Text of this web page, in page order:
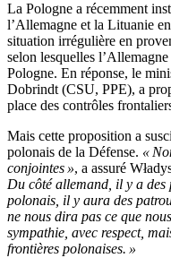
La Pologne a récemment
l’Allemagne et la Lituanie
situation irrégulière en
selon lesquelles
Pologne. En réponse, le
Dobrindt (CSU, PPE), a
place des contrôles
Mais cette proposition a
polonais de la Défense. «
conjointes », a assuré
Du côté allemand, il y a
polonais, il y aura des
ne nous dira pas ce que
sympathie, avec respect,
frontières polonaises. »